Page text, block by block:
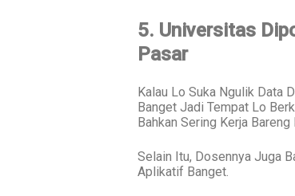
5. Universitas
Pasar
Kalau Lo Suka Ngulik Data
Banget Jadi Tempat Lo
Bahkan Sering Kerja
Selain Itu, Dosennya Juga
Aplikatif Banget.